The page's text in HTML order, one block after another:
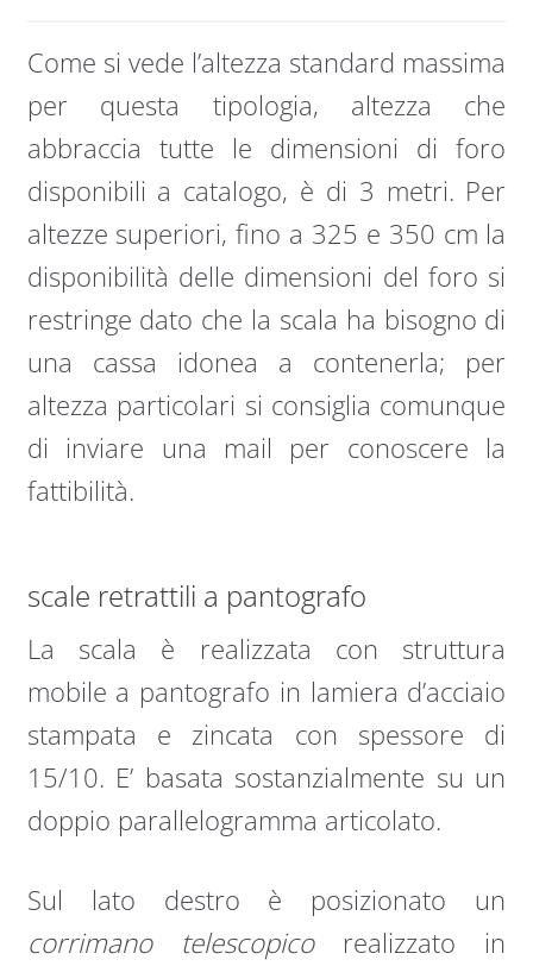
Come si vede l’altezza standard massima
per questa tipologia, altezza che
abbraccia tutte le dimensioni di foro
disponibili a catalogo, è di 3 metri. Per
altezze superiori, fino a 325 e 350 cm la
disponibilità delle dimensioni del foro si
restringe dato che la scala ha bisogno di
una cassa idonea a contenerla; per
altezza particolari si consiglia comunque
di inviare una mail per conoscere la
fattibilità.
scale retrattili a pantografo
La scala è realizzata con struttura
mobile a pantografo in lamiera d’acciaio
stampata e zincata con spessore di
15/10. E’ basata sostanzialmente su un
doppio parallelogramma articolato.
Sul lato destro è posizionato un
corrimano telescopicorealizzato in